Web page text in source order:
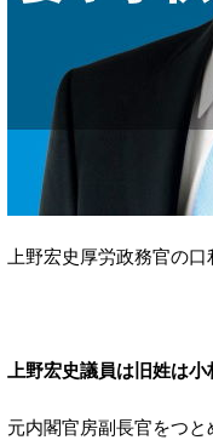
上野宏史厚労政務官の口
上野宏史議員は旧姓は小
元内閣官房副長官をつと